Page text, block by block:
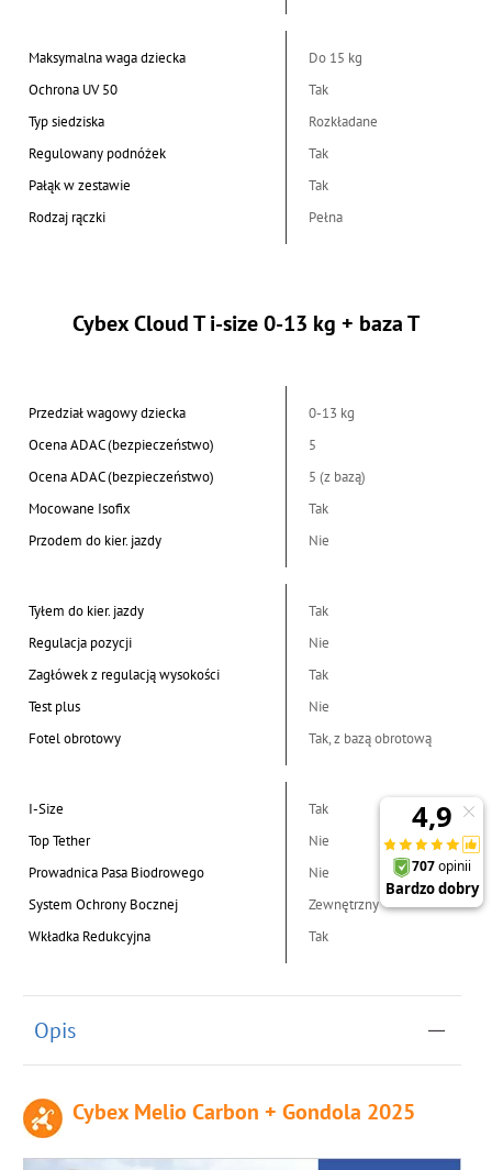
Maksymalna waga dziecka
Do 15 kg
Ochrona UV 50
Tak
Typ siedziska
Rozkładane
Regulowany podnóżek
Tak
Pałąk w zestawie
Tak
Rodzaj rączki
Pełna
Cybex Cloud T i-size 0-13 kg + baza T
Przedział wagowy dziecka
0-13 kg
Ocena ADAC (bezpieczeństwo)
5
Ocena ADAC (bezpieczeństwo)
5 (z bazą)
Mocowane Isofix
Tak
Przodem do kier. jazdy
Nie
Tyłem do kier. jazdy
Tak
Regulacja pozycji
Nie
Zagłówek z regulacją wysokości
Tak
Test plus
Nie
Fotel obrotowy
Tak, z bazą obrotową
I-Size
Tak
Top Tether
Nie
Prowadnica Pasa Biodrowego
Nie
System Ochrony Bocznej
Zewnętrzny
Wkładka Redukcyjna
Tak
Opis
Cybex Melio Carbon + Gondola 2025